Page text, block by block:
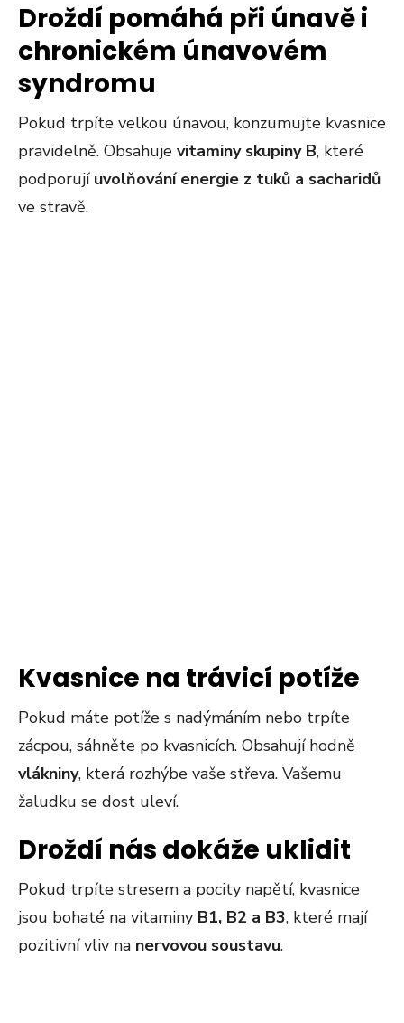
Droždí pomáhá při únavě i
chronickém únavovém
syndromu
Pokud trpíte velkou únavou, konzumujte kvasnice
pravidelně. Obsahuje vitaminy skupiny B, které
podporují uvolňování energie z tuků a sacharidů
ve stravě.
Kvasnice na trávicí potíže
Pokud máte potíže s nadýmáním nebo trpíte
zácpou, sáhněte po kvasnicích. Obsahují hodně
vlákniny, která rozhýbe vaše střeva. Vašemu
žaludku se dost uleví.
Droždí nás dokáže uklidit
Pokud trpíte stresem a pocity napětí, kvasnice
jsou bohaté na vitaminy B1, B2 a B3, které mají
pozitivní vliv na nervovou soustavu.